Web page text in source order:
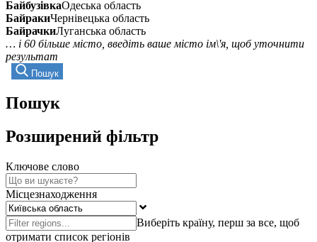
БайбузівкаОдеська область
БайракиЧернівецька область
БайрачкиЛуганська область
… і 60 більше місто, введіть ваше місто ім\'я, щоб уточнити
результат
Пошук
Пошук
Розширений фільтр
Ключове слово
Місцезнаходження